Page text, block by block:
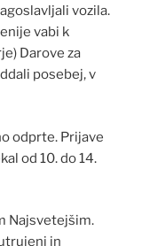
vozila.
vabi k
Darove za
posebej, v
odprte. Prijave
od 10. do 14.
Najsvetejšim.
in